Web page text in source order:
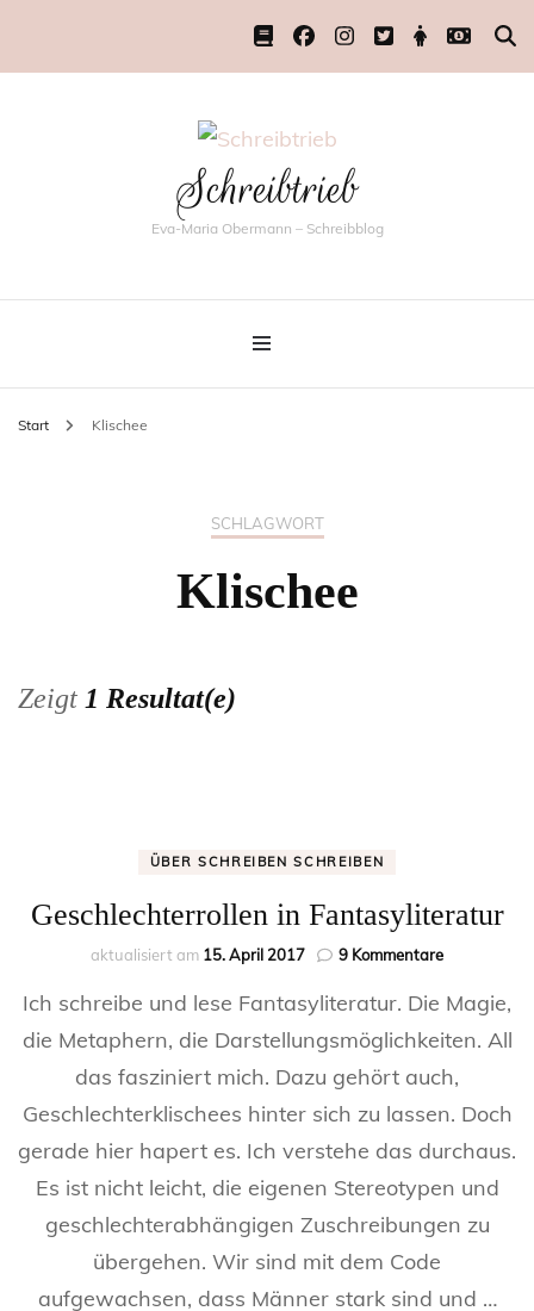
Schreibtrieb
Eva-Maria Obermann – Schreibblog
Start Klischee
SCHLAGWORT
Klischee
Zeigt 1 Resultat(e)
ÜBER SCHREIBEN SCHREIBEN
Geschlechterrollen in Fantasyliteratur
aktualisiert am 15. April 2017 9 Kommentarezu
in
Ich schreibe und lese Fantasyliteratur. Die Magie,
die Metaphern, die Darstellungsmöglichkeiten. All
das fasziniert mich. Dazu gehört auch,
Geschlechterklischees hinter sich zu lassen. Doch
gerade hier hapert es. Ich verstehe das durchaus.
Es ist nicht leicht, die eigenen Stereotypen und
geschlechterabhängigen Zuschreibungen zu
übergehen. Wir sind mit dem Code
aufgewachsen, dass Männer stark sind und …